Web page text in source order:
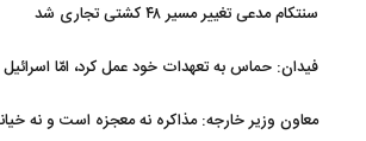
سنتکام مدعی تغییر مسیر ۴۸ کشتی تجاری شد
فیدان: حماس به تعهدات خود عمل کرد، امّا
معاون وزیر خارجه: مذاکره نه معجزه است و نه